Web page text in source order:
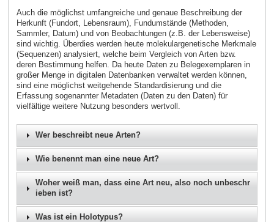
Auch die möglichst umfangreiche und genaue Beschreibung der
Herkunft (Fundort, Lebensraum), Fundumstände (Methoden,
Sammler, Datum) und von Beobachtungen (z.B. der Lebensweise)
sind wichtig. Überdies werden heute molekulargenetische Merkmale
(Sequenzen) analysiert, welche beim Vergleich von Arten bzw.
deren Bestimmung helfen. Da heute Daten zu Belegexemplaren in
großer Menge in digitalen Datenbanken verwaltet werden können,
sind eine möglichst weitgehende Standardisierung und die
Erfassung sogenannter Metadaten (Daten zu den Daten) für
vielfältige weitere Nutzung besonders wertvoll.
Wer beschreibt neue Arten?
Wie benennt man eine neue Art?
Woher weiß man, dass eine Art neu, also noch unbeschr
ieben ist?
Was ist ein Holotypus?